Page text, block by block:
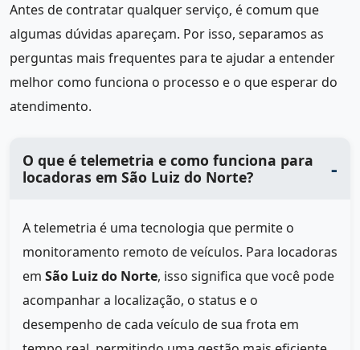
Antes de contratar qualquer serviço, é comum que
algumas dúvidas apareçam. Por isso, separamos as
perguntas mais frequentes para te ajudar a entender
melhor como funciona o processo e o que esperar do
atendimento.
O que é telemetria e como funciona para
locadoras em São Luiz do Norte?
A telemetria é uma tecnologia que permite o
monitoramento remoto de veículos. Para locadoras
em São Luiz do Norte, isso significa que você pode
acompanhar a localização, o status e o
desempenho de cada veículo de sua frota em